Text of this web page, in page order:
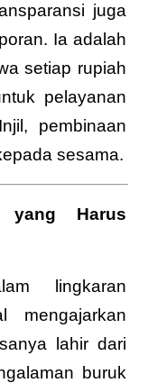
juga
Ia adalah
setiap rupiah
pelayanan
pembinaan
sesama.
yang Harus
lingkaran
mengajarkan
lahir dari
buruk